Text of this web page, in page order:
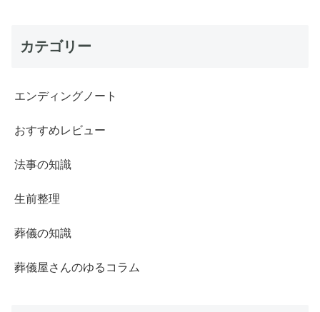
カテゴリー
エンディングノート
おすすめレビュー
法事の知識
生前整理
葬儀の知識
葬儀屋さんのゆるコラム